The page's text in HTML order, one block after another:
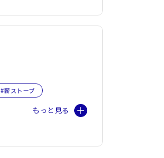
#薪ストーブ